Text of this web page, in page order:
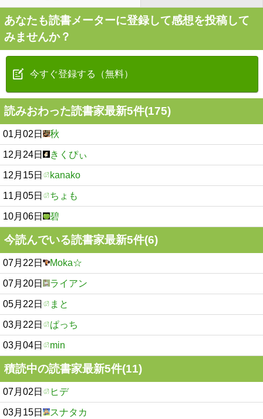
あなたも読書メーターに登録して感想を投稿して
みませんか？
今すぐ登録する（無料）
読みおわった読書家最新5件(175)
01月02日 秋
12月24日 きくぴぃ
12月15日 kanako
11月05日 ちょも
10月06日 碧
今読んでいる読書家最新5件(6)
07月22日 Moka☆
07月20日 ライアン
05月22日 まと
03月22日 ぱっち
03月04日 min
積読中の読書家最新5件(11)
07月02日 ヒデ
03月15日 スナタカ